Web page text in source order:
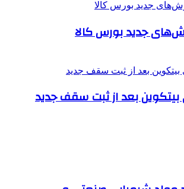
جدید بورس کالا